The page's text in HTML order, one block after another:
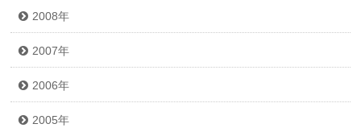
2008年
2007年
2006年
2005年